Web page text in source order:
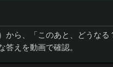
から、「このあと、どうなる
答えを動画で確認。